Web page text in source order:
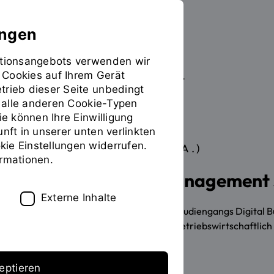
Sie
befinden
sich
auf
der
Seite
"Detailansicht"
Studieren Studiengangübersicht
INHALT
BACHELOR OF ARTS (B.A.)
Digital Business
Als Absolventin oder Absolvent des Studiengangs
technische Lösungen, können diese
verwenden wir
auf Ihrem Gerät
dieser Seite unbedingt
anderen Cookie-Typen
können Ihre Einwilligung
in unserer unten verlinkten
Einstellungen widerrufen.
Externe Inhalte